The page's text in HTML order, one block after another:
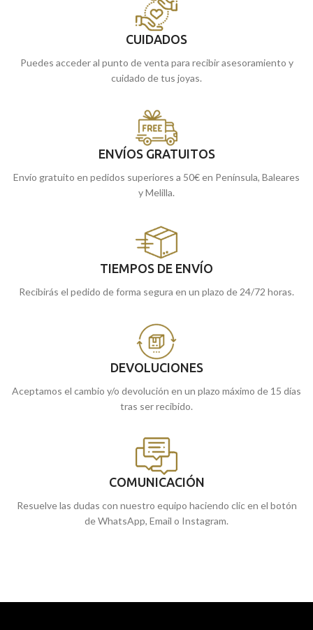
CUIDADOS
Puedes acceder al punto de venta para recibir asesoramiento y
cuidado de tus joyas.
ENVÍOS GRATUITOS
Envío gratuito en pedidos superiores a 50€ en Península, Baleares
y Melilla.
TIEMPOS DE ENVÍO
Recibirás el pedido de forma segura en un plazo de 24/72 horas.
DEVOLUCIONES
Aceptamos el cambio y/o devolución en un plazo máximo de 15 días
tras ser recibido.
COMUNICACIÓN
Resuelve las dudas con nuestro equipo haciendo clic en el botón
de WhatsApp, Email o Instagram.